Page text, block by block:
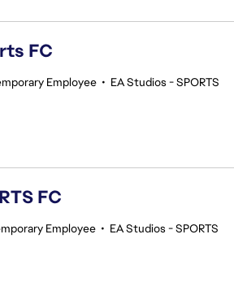
FC
Employee • EA Studios - SPORTS
FC
Employee • EA Studios - SPORTS